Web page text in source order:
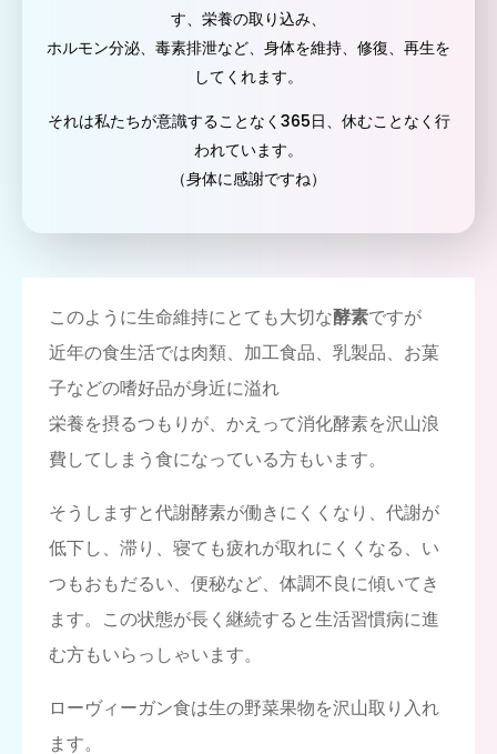
す、栄養の取り込み、
ホルモン分泌、毒素排泄など、身体を維持、修復、再生を
してくれます。
それは私たちが意識することなく365日、休むことなく行
われています。
（身体に感謝ですね）
このように生命維持にとても大切な酵素ですが
近年の食生活では肉類、加工食品、乳製品、お菓
子などの嗜好品が身近に溢れ
栄養を摂るつもりが、かえって消化酵素を沢山浪
費してしまう食になっている方もいます。
そうしますと代謝酵素が働きにくくなり、代謝が
低下し、滞り、寝ても疲れが取れにくくなる、い
つもおもだるい、便秘など、体調不良に傾いてき
ます。この状態が長く継続すると生活習慣病に進
む方もいらっしゃいます。
ローヴィーガン食は生の野菜果物を沢山取り入れ
ます。